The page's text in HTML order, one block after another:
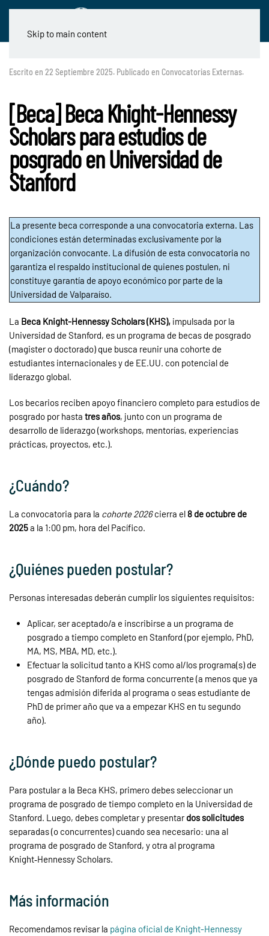
Skip to main content
Escrito en 22 Septiembre 2025. Publicado en Convocatorias Externas.
[Beca] Beca Khight-Hennessy
Scholars para estudios de
posgrado en Universidad de
Stanford
La presente beca corresponde a una convocatoria externa. Las
condiciones están determinadas exclusivamente por la
organización convocante. La difusión de esta convocatoria no
garantiza el respaldo institucional de quienes postulen, ni
constituye garantía de apoyo económico por parte de la
Universidad de Valparaíso.
La Beca Knight-Hennessy Scholars (KHS), impulsada por la
Universidad de Stanford, es un programa de becas de posgrado
(magister o doctorado) que busca reunir una cohorte de
estudiantes internacionales y de EE.UU. con potencial de
liderazgo global.
Los becarios reciben apoyo financiero completo para estudios de
posgrado por hasta tres años, junto con un programa de
desarrollo de liderazgo (workshops, mentorías, experiencias
prácticas, proyectos, etc.).
¿Cuándo?
La convocatoria para la cohorte 2026cierra el 8 de octubre de
2025a la 1:00 pm, hora del Pacífico.
¿Quiénes pueden postular?
Personas interesadas deberán cumplir los siguientes requisitos:
Aplicar, ser aceptado/a e inscribirse a un programa de
posgrado a tiempo completo en Stanford (por ejemplo, PhD,
MA, MS, MBA, MD, etc.).
Efectuar la solicitud tanto a KHS como al/los programa(s) de
posgrado de Stanford de forma concurrente (a menos que ya
tengas admisión diferida al programa o seas estudiante de
PhD de primer año que va a empezar KHS en tu segundo
año).
¿Dónde puedo postular?
Para postular a la Beca KHS, primero debes seleccionar un
programa de posgrado de tiempo completo en la Universidad de
Stanford. Luego, debes completar y presentardos solicitudes
separadas (o concurrentes) cuando sea necesario: una al
programa de posgrado de Stanford, y otra al programa
Knight‑Hennessy Scholars.
Más información
Recomendamos revisar la página oficial de Knight-Hennessy